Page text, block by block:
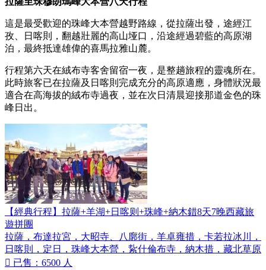
這是最受歡迎的珠峰大本營越野路線，從拉薩出發，途經江
孜、日喀則，翻越壯麗的高山垭口，沿途經過碧藍的高原湖
泊，最終抵達雄偉的喜馬拉雅山麓。
行程第六天在絨布寺客舍留宿一夜，是整趟旅程的靈魂所在。
此時旅客已在拉薩及日喀則完成充分的高原適應，身體狀況最
適合在高海拔的絨布寺過夜，並在次日清晨迎接那道金色的珠
峰日出。
【經典行程】拉薩+羊湖+日喀则+珠峰+納木錯8天7晚西藏旅
遊拼團
拉薩，布達拉宮，大昭寺、八廓街，羊卓雍措，卡若拉冰川，
日喀則，定日，珠峰大本營，紥什倫布寺，納木措，藏北草原
 已售：6500 人